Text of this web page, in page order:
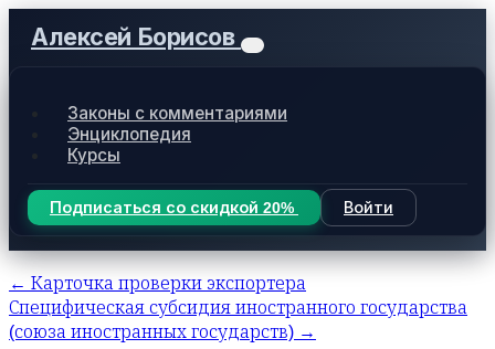
Алексей Борисов
Законы с комментариями
Энциклопедия
Курсы
Подписаться со скидкой 20% Войти
← Карточка проверки экспортера
Специфическая субсидия иностранного государства
(союза иностранных государств) →